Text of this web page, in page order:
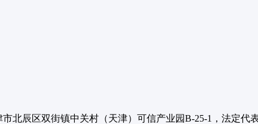
北辰区双街镇中关村（天津）可信产业园B-25-1，法定